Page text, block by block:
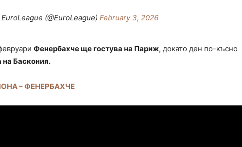
(@EuroLeague) February 3, 2026
Фенербахче ще гостува на Париж, докато ден по-късно
на Баскония.
– ФЕНЕРБАХЧЕ